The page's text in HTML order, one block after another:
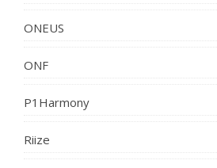
ONEUS
ONF
P1Harmony
Riize